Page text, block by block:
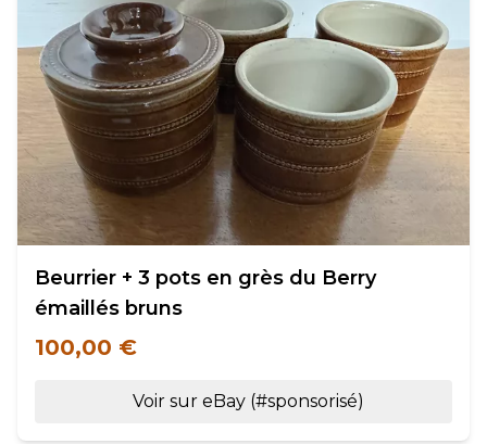
Beurrier + 3 pots en grès du Berry
émaillés bruns
100,00 €
Voir sur eBay (#sponsorisé)